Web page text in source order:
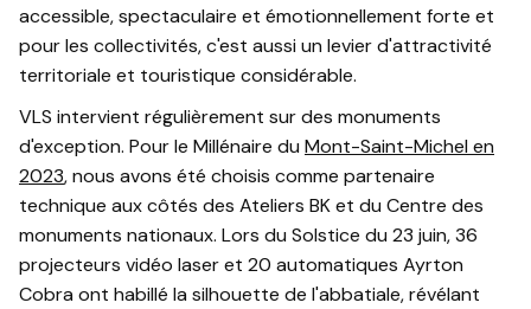
accessible, spectaculaire et émotionnellement forte et
pour les collectivités, c'est aussi un levier d'attractivité
territoriale et touristique considérable.
VLS intervient régulièrement sur des monuments
d'exception. Pour le Millénaire du Mont-Saint-Michel en
2023, nous avons été choisis comme partenaire
technique aux côtés des Ateliers BK et du Centre des
monuments nationaux. Lors du Solstice du 23 juin, 36
projecteurs vidéo laser et 20 automatiques Ayrton
Cobra ont habillé la silhouette de l'abbatiale, révélant